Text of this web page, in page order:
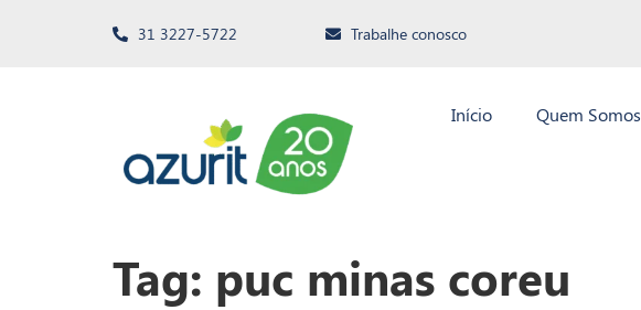
31 3227-5722 Trabalhe conosco
Início Quem Somos
Tag: puc minas coreu